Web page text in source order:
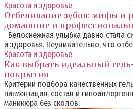
Красота и здоровье
Отбеливание зубов: мифы и
домашние и
Белоснежная улыбка давно стала
и здоровья. Неудивительно, что
Красота и здоровье
Как выбрать идеальный
покрытия
Критерии подбора качественных
пигментация, состав и
маникюра без сколов.